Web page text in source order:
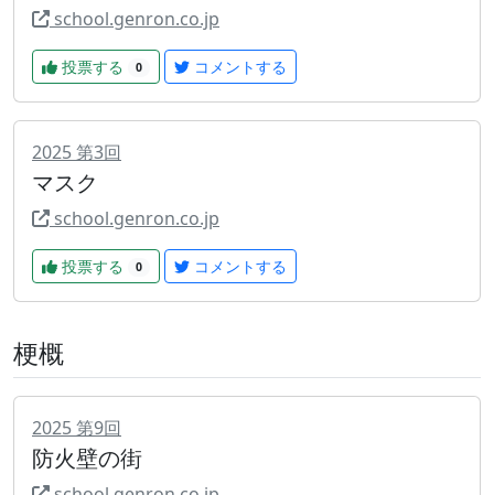
school.genron.co.jp
投票する 0 コメントする
2025第3回
マスク
school.genron.co.jp
投票する 0 コメントする
梗概
2025第9回
防火壁の街